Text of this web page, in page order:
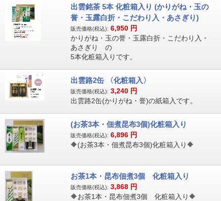
出雲銘茶 5本 化粧箱入り (かりがね・玉の
誉・玉露白折・こだわり入・あさぎり)
販売価格(税込): 6,950 円
かりがね・玉の誉・玉露白折・こだわり入・
あさぎり の
5本化粧箱入りです。
出雲路2缶 〈化粧箱入〉
販売価格(税込): 3,240 円
出雲路2缶(かりがね・誉)の紙箱入です。
(お茶3本・佃煮昆布3個)化粧箱入り
販売価格(税込): 6,896 円
🔶(お茶3本・佃煮昆布3個)化粧箱入り🔶
お茶1本・昆布佃煮3個 化粧箱入り
販売価格(税込): 3,868 円
🔶お茶1本・昆布佃煮3個 化粧箱入り🔶